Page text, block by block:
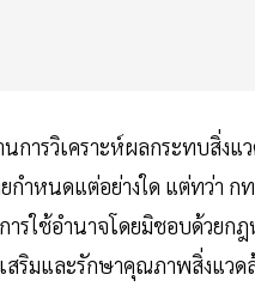
นการวิเคราะห์ผลกระทบสิ่ง
ำหนดแต่อย่างใด แต่ทว่า ก
ารใช้อำนาจโดยมิชอบด้วย
ริมและรักษาคุณภาพสิ่งแว